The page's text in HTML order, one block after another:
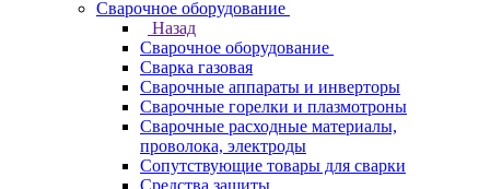
Сварочное оборудование
Назад
Сварочное оборудование
Сварка газовая
Сварочные аппараты и инверторы
Сварочные горелки и плазмотроны
Сварочные расходные материалы,
проволока, электроды
Сопутствующие товары для сварки
Средства защиты